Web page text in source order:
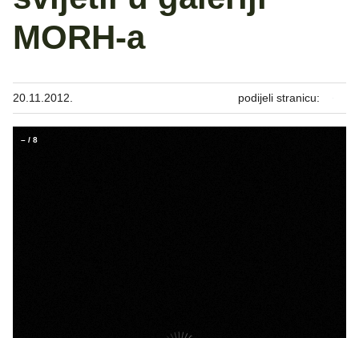
MORH-a
20.11.2012. podijeli stranicu:
– / 8